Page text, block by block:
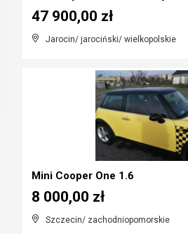
Jarocin/ jarociński/ wielkopolskie
47 900,00 zł
Mini Cooper One 1.6
Szczecin/ zachodniopomorskie
8 000,00 zł